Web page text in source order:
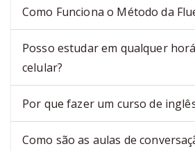
Como Funciona o Método da
Posso estudar em qualquer
celular?
Por que fazer um curso de
Como são as aulas de